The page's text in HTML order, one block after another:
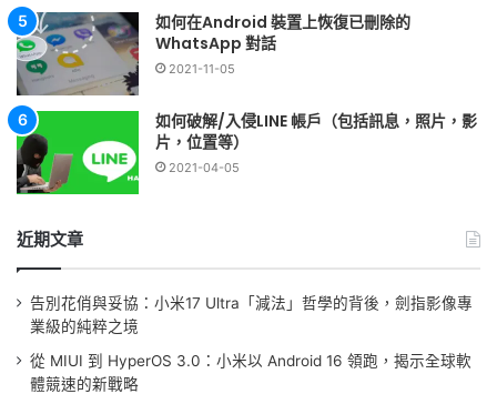
如何在Android 裝置上恢復已刪除的
WhatsApp 對話
2021-11-05
如何破解/入侵LINE 帳戶（包括訊息，照片，影
片，位置等）
2021-04-05
近期文章
告別花俏與妥協：小米17 Ultra「減法」哲學的背後，劍指影像專
業級的純粹之境
從 MIUI 到 HyperOS 3.0：小米以 Android 16 領跑，揭示全球軟
體競速的新戰略